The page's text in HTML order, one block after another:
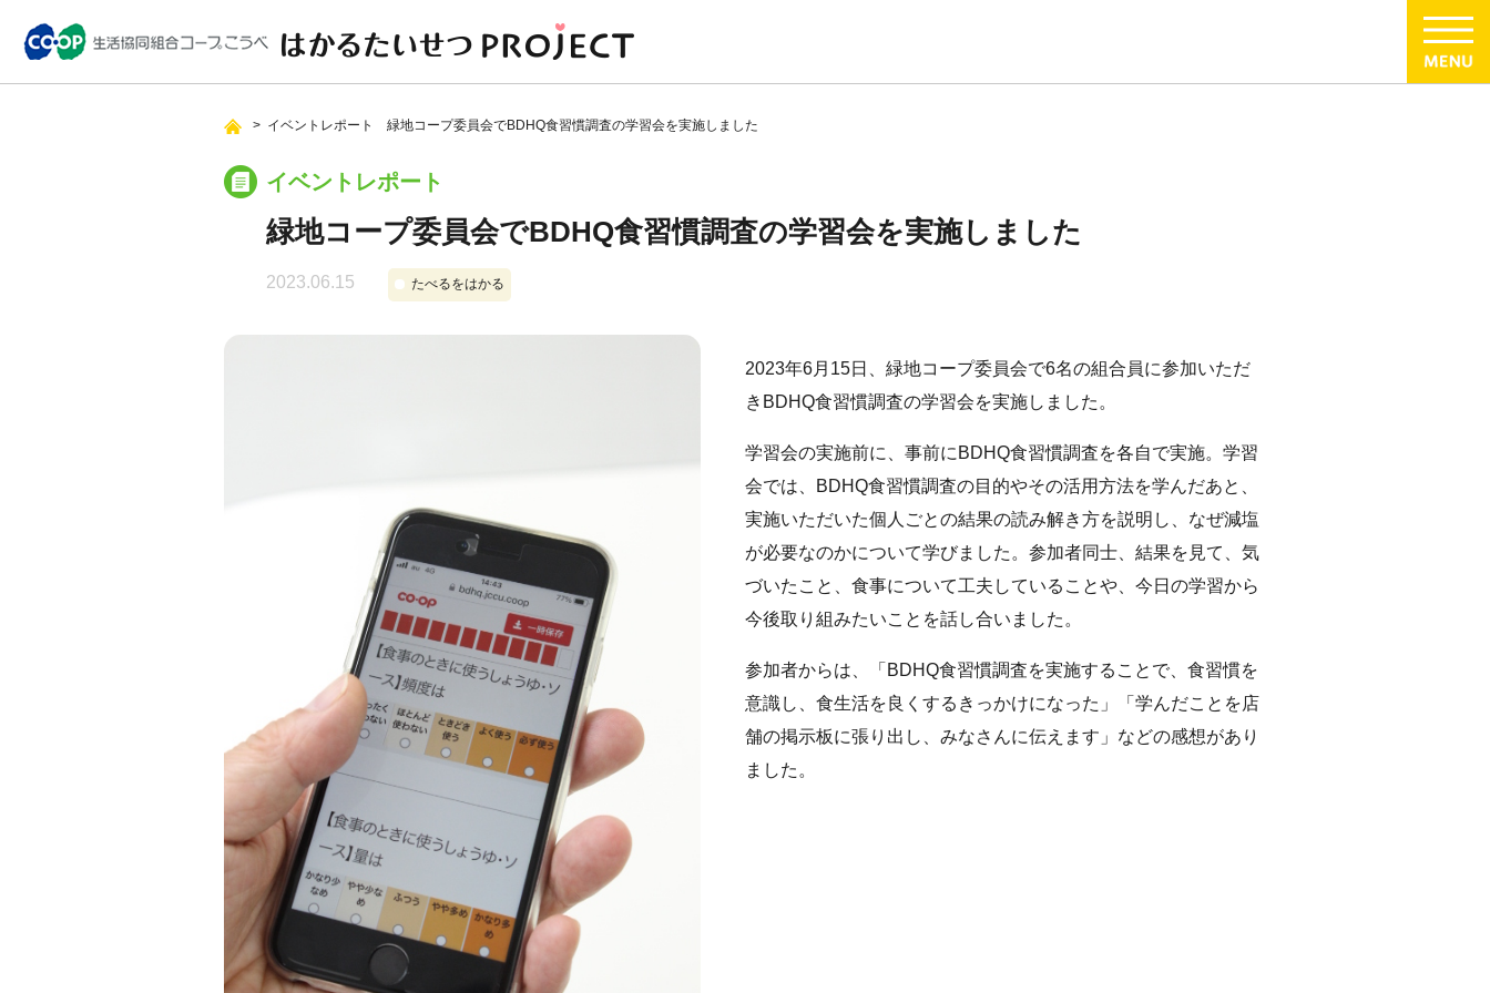
イベントレポート 緑地コープ委員会でBDHQ食習慣調査の学習会を実施しました
イベントレポート
緑地コープ委員会でBDHQ食習慣調査の学習会を実施しました
2023.06.15 たべるをはかる
2023年6月 15日、緑地コープ委員会で6名の組合員に参加いただ
き BDHQ食習慣調査の学習会を実施しました。
学習会の実施前に、事前に BDHQ食習慣調査を各自で実施。学習
会では、
BDHQ食習慣調査の目的やその活用方法を学んだあと、
実施いただいた個人ごとの結果の読み解き方を説明し、なぜ減塩
が必要なのかについて学びました。参加者同士、結果を見て、気
づいたこと、食事について工夫していることや、今日の学習から
今後取り組みたいことを話し合いました。
参加者からは、「 BDHQ食習慣調査を実施することで、食習慣を
意識し、食生活を良くするきっかけになった」「学んだことを店
舗の掲示板に張り出し、みなさんに伝えます」などの感想があり
ました。